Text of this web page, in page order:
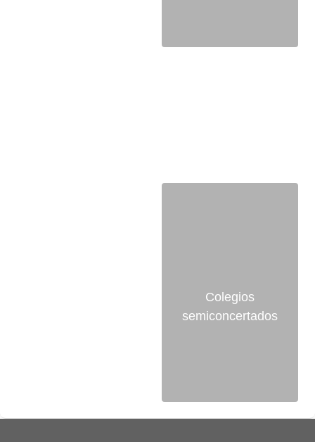
Colegios
semiconcertados